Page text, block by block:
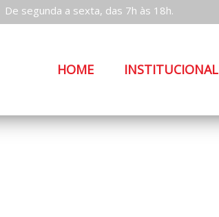
De segunda a sexta, das 7h às 18h.
HOME INSTITUCIONAL